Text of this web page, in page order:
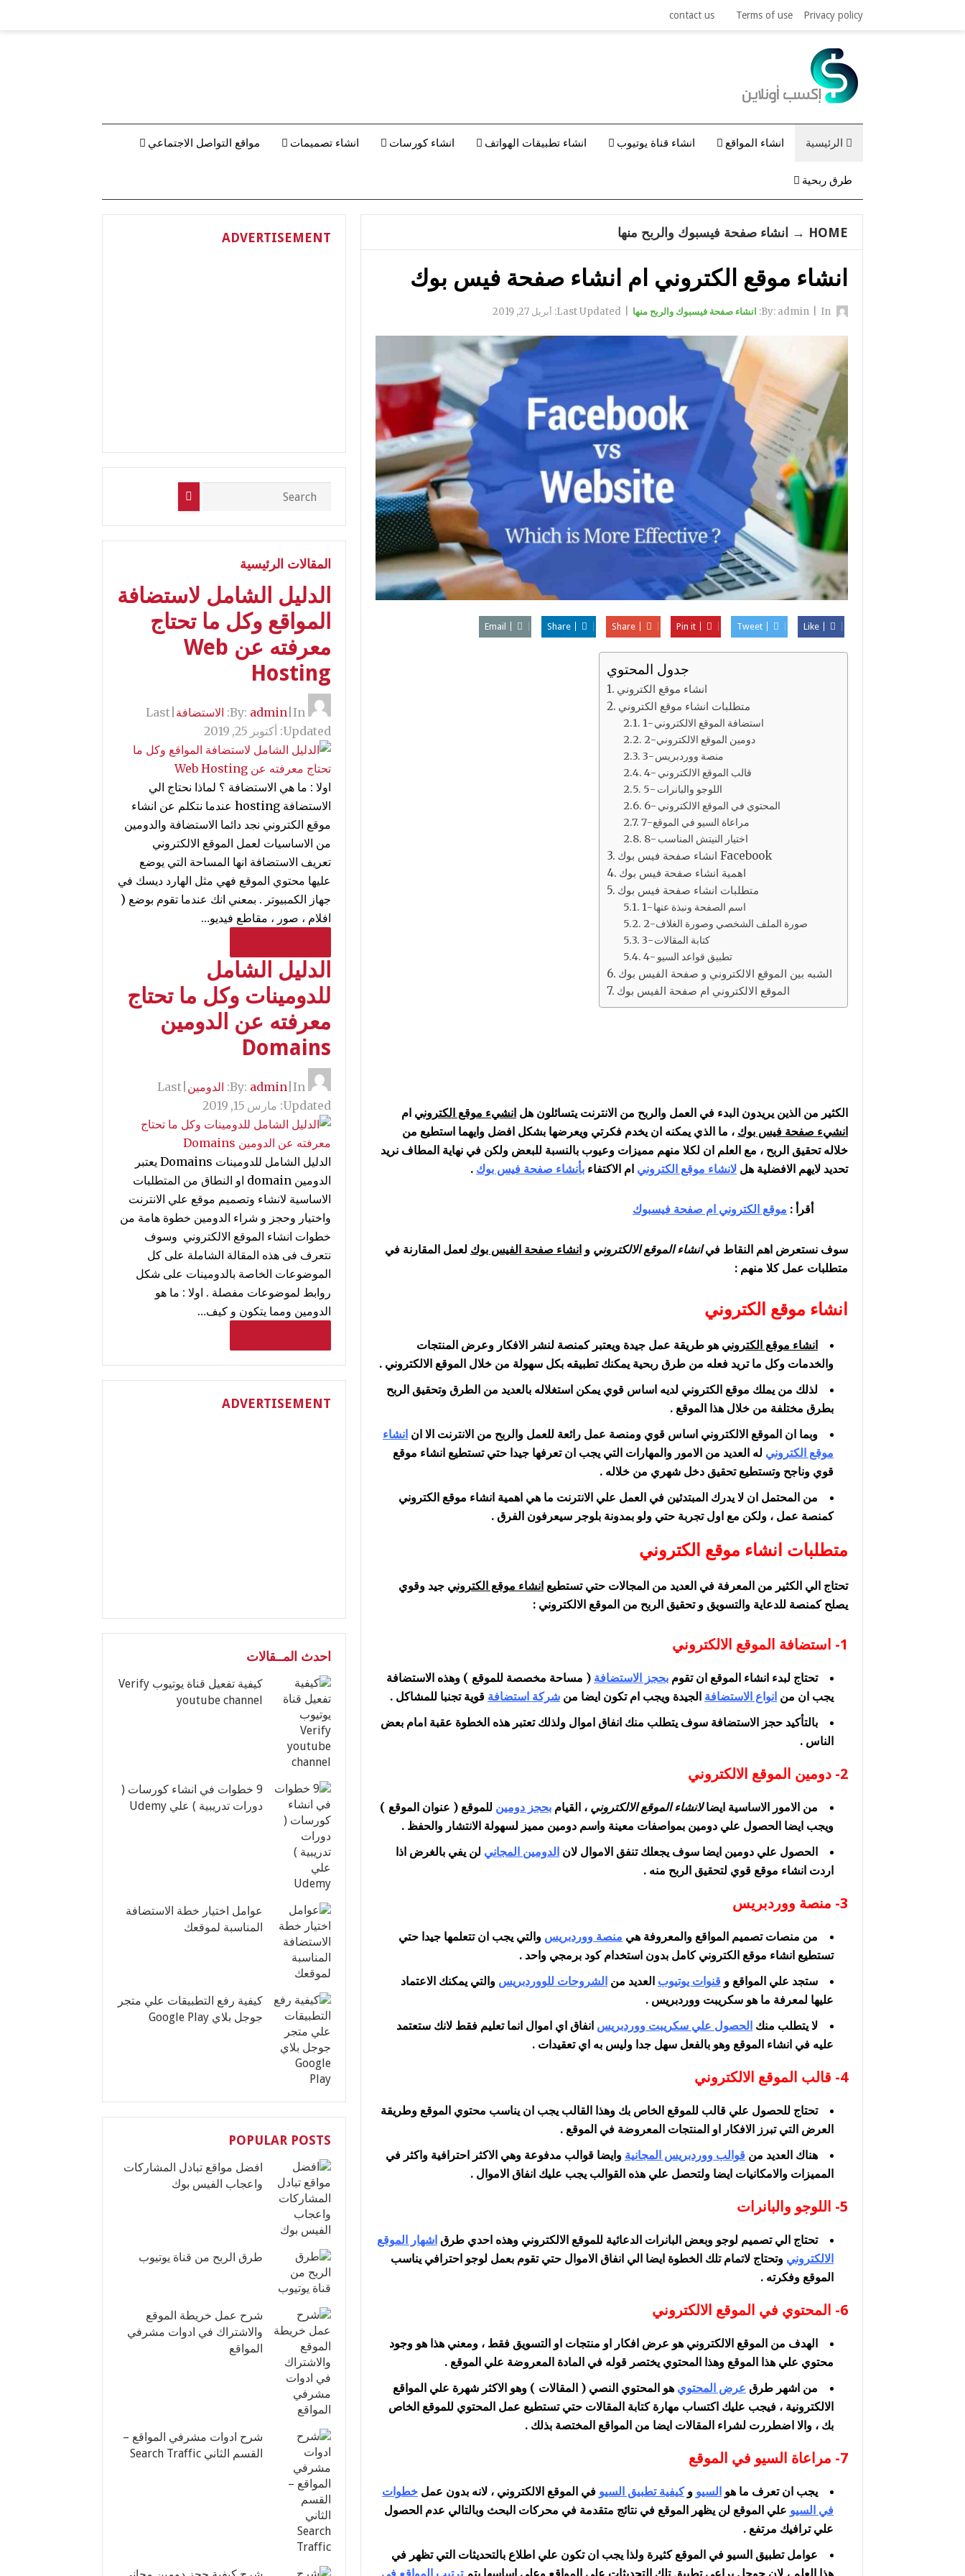
Privacy policy
Terms of use
contact us
الرئيسية انشاء المواقع انشاء قناة يوتيوب انشاء تطبيقات الهواتف انشاء كورسات انشاء تصميمات مواقع التواصل الاجتماعي
طرق ربحية
HOME
→ انشاء صفحة فيسبوك والربح منها
انشاء موقع الكتروني ام انشاء صفحة فيس بوك
admin In: انشاء صفحة فيسبوك والربح منها Last Updated: أبريل 27, 2019
Like
Tweet
Pin it
Share
Share
Email
جدول المحتوي
انشاء موقع الكتروني
متطلبات انشاء موقع الكتروني
1- استضافة الموقع الالكتروني
2- دومين الموقع الالكتروني
3- منصة ووردبريس
4- قالب الموقع الالكتروني
5- اللوجو والبانرات
6- المحتوي في الموقع الالكتروني
7- مراعاة السيو في الموقع
8- اختيار النيتش المناسب
انشاء صفحة فيس بوك Facebook
اهمية انشاء صفحة فيس بوك
متطلبات انشاء صفحة فيس بوك
1- اسم الصفحة ونبذة عنها
2- صورة الملف الشخصي وصورة الغلاف
3- كتابة المقالات
4- تطبيق قواعد السيو
الشبه بين الموقع الالكتروني و صفحة الفيس بوك
الموقع الالكتروني ام صفحة الفيس بوك
الكثير من الذين يريدون البدء في العمل والربح من الانترنت يتسائلون هل انشيء موقع الكتروني ام
انشيء صفحة فيس بوك ، ما الذي يمكنه ان يخدم فكرتي ويعرضها بشكل افضل وايهما استطيع من
خلاله تحقيق الربح ، مع العلم ان لكلا منهم مميزات وعيوب بالنسبة للبعض ولكن في نهاية المطاف نريد
تحديد لايهم الافضلية هل لانشاء موقع الكتروني ام الاكتفاء بأنشاء صفحة فيس بوك .
أقرأ : موقع الكتروني ام صفحة فيسبوك
سوف نستعرض اهم النقاط فيانشاء الموقع الالكتروني و انشاء صفحة الفيس بوك لعمل المقارنة في
متطلبات عمل كلا منهم :
انشاء موقع الكتروني
انشاء موقع الكتروني هو طريقة عمل جيدة ويعتبر كمنصة لنشر الافكار وعرض المنتجات
والخدمات وكل ما تريد فعله من طرق ربحية يمكنك تطبيقه بكل سهولة من خلال الموقع الالكتروني .
لذلك من يملك موقع الكتروني لديه اساس قوي يمكن استغلاله بالعديد من الطرق وتحقيق الربح
بطرق مختلفة من خلال هذا الموقع .
وبما ان الموقع الالكتروني اساس قوي ومنصة عمل رائعة للعمل والربح من الانترنت الا ان انشاء
موقع الكتروني له العديد من الامور والمهارات التي يجب ان تعرفها جيدا حتي تستطيع انشاء موقع
قوي وناجح وتستطيع تحقيق دخل شهري من خلاله .
من المحتمل ان لا يدرك المبتدئين في العمل علي الانترنت ما هي اهمية انشاء موقع الكتروني
كمنصة عمل ، ولكن مع اول تجربة حتي ولو بمدونة بلوجر سيعرفون الفرق .
متطلبات انشاء موقع الكتروني
تحتاج الي الكثير من المعرفة في العديد من المجالات حتي تستطيع انشاء موقع الكتروني جيد وقوي
يصلح كمنصة للدعاية والتسويق و تحقيق الربح من الموقع الالكتروني :
1- استضافة الموقع الالكتروني
تحتاج لبدء انشاء الموقع ان تقوم بحجز الاستضافة ( مساحة مخصصة للموقع ) وهذه الاستضافة
يجب ان من انواع الاستضافة الجيدة ويجب ام تكون ايضا من شركة استضافة قوية تجنبا للمشاكل .
بالتأكيد حجز الاستضافة سوف يتطلب منك انفاق اموال ولذلك تعتبر هذه الخطوة عقبة امام بعض
الناس .
2- دومين الموقع الالكتروني
من الامور الاساسية ايضالانشاء الموقع الالكتروني ، القيام بحجز دومين للموقع ( عنوان الموقع )
ويجب ايضا الحصول علي دومين بمواصفات معينة واسم دومين مميز لسهولة الانتشار والحفظ .
الحصول علي دومين ايضا سوف يجعلك تنفق الاموال لان الدومين المجاني لن يفي بالغرض اذا
اردت انشاء موقع قوي لتحقيق الربح منه .
3- منصة ووردبريس
من منصات تصميم المواقع والمعروفة هي منصة ووردبريس والتي يجب ان تتعلمها جيدا حتي
تستطيع انشاء موقع الكتروني كامل بدون استخدام كود برمجي واحد .
ستجد علي المواقع و قنوات يوتيوب العديد من الشروحات للووردبريس والتي يمكنك الاعتماد
عليها لمعرفة ما هو سكريبت ووردبريس .
لا يتطلب منك الحصول علي سكريبت ووردبريس انفاق اي اموال انما تعليم فقط لانك ستعتمد
عليه في انشاء الموقع وهو بالفعل سهل جدا وليس به اي تعقيدات .
4- قالب الموقع الالكتروني
تحتاج للحصول علي قالب للموقع الخاص بك وهذا القالب يجب ان يناسب محتوي الموقع وطريقة
العرض التي تبرز الافكار او المنتجات المعروضة في الموقع .
هناك العديد من قوالب ووردبريس المجانية وايضا قوالب مدفوعة وهي الاكثر احترافية واكثر في
المميزات والامكانيات ايضا ولتحصل علي هذه القوالب يجب عليك انفاق الاموال .
5- اللوجو والبانرات
تحتاج الي تصميم لوجو وبعض البانرات الدعائية للموقع الالكتروني وهذه احدي طرق اشهار الموقع
الالكتروني وتحتاج لاتمام تلك الخطوة ايضا الي انفاق الاموال حتي تقوم بعمل لوجو احترافي يناسب
الموقع وفكرته .
6- المحتوي في الموقع الالكتروني
الهدف من الموقع الالكتروني هو عرض افكار او منتجات او التسويق فقط ، ومعني هذا هو وجود
محتوي علي هذا الموقع وهذا المحتوي يختصر قوله في المادة المعروضة علي الموقع .
من اشهر طرق عرض المحتوي هو المحتوي النصي ( المقالات ) وهو الاكثر شهرة علي المواقع
الالكترونية ، فيجب عليك اكتساب مهارة كتابة المقالات حتي تستطيع عمل المحتوي للموقع الخاص
بك ، والا اضطررت لشراء المقالات ايضا من المواقع المختصة بذلك .
7- مراعاة السيو في الموقع
يجب ان تعرف ما هو السيو وكيفية تطبيق السيو في الموقع الالكتروني ، لانه بدون عمل خطوات
في السيو علي الموقع لن يظهر الموقع في نتائج متقدمة في محركات البحث وبالتالي عدم الحصول
علي ترافيك مرتفع .
عوامل تطبيق السيو في الموقع كثيرة ولذا يجب ان تكون علي اطلاع بالتحديثات التي تظهر في
هذا العلم ، لان جوجل يراعي تطبيق تلك التحديثات علي المواقع وعلي اساسها يتمترتيب المواقع في
ADVERTISEMENT
المقالات الرئيسية
الدليل الشامل لاستضافة
المواقع وكل ما تحتاج
معرفته عن Web
Hosting
admin In: الاستضافة Last
Updated: أكتوبر 25, 2019
اولا : ما هي الاستضافة ؟ لماذا نحتاج الي
الاستضافة hosting عندما نتكلم عن انشاء
موقع الكتروني نجد دائما الاستضافة والدومين
من الاساسيات لعمل الموقع الالكتروني
تعريف الاستضافة انها المساحة التي يوضع
عليها محتوي الموقع فهي مثل الهارد ديسك في
جهاز الكمبيوتر . بمعني انك عندما تقوم بوضع (
افلام ، صور ، مقاطع فيديو…
الدليل الشامل
للدومينات وكل ما تحتاج
معرفته عن الدومين
Domains
admin In: الدومين Last
Updated: مارس 15, 2019
الدليل الشامل للدومينات Domains يعتبر
الدومين domain او النطاق من المتطلبات
الاساسية لانشاء وتصميم موقع علي الانترنت
واختيار وحجز و شراء الدومين خطوة هامة من
خطوات انشاء الموقع الالكتروني وسوف
نتعرف فى هذه المقالة الشاملة على كل
الموضوعات الخاصة بالدومينات على شكل
روابط لموضوعات مفصلة . اولا : ما هو
الدومين ومما يتكون و كيف…
ADVERTISEMENT
احدث المــقالات
كيفية تفعيل قناة يوتيوب Verify
youtube channel
9 خطوات في انشاء كورسات (
دورات تدريبية ) علي Udemy
عوامل اختيار خطة الاستضافة
المناسبة لموقعك
كيفية رفع التطبيقات علي متجر
جوجل بلاي Google Play
POPULAR POSTS
افضل مواقع تبادل المشاركات
واعجاب الفيس بوك
طرق الربح من قناة يوتيوب
شرح عمل خريطة الموقع
والاشتراك في ادوات مشرفي
المواقع
شرح ادوات مشرفي المواقع –
القسم الثاني Search Traffic